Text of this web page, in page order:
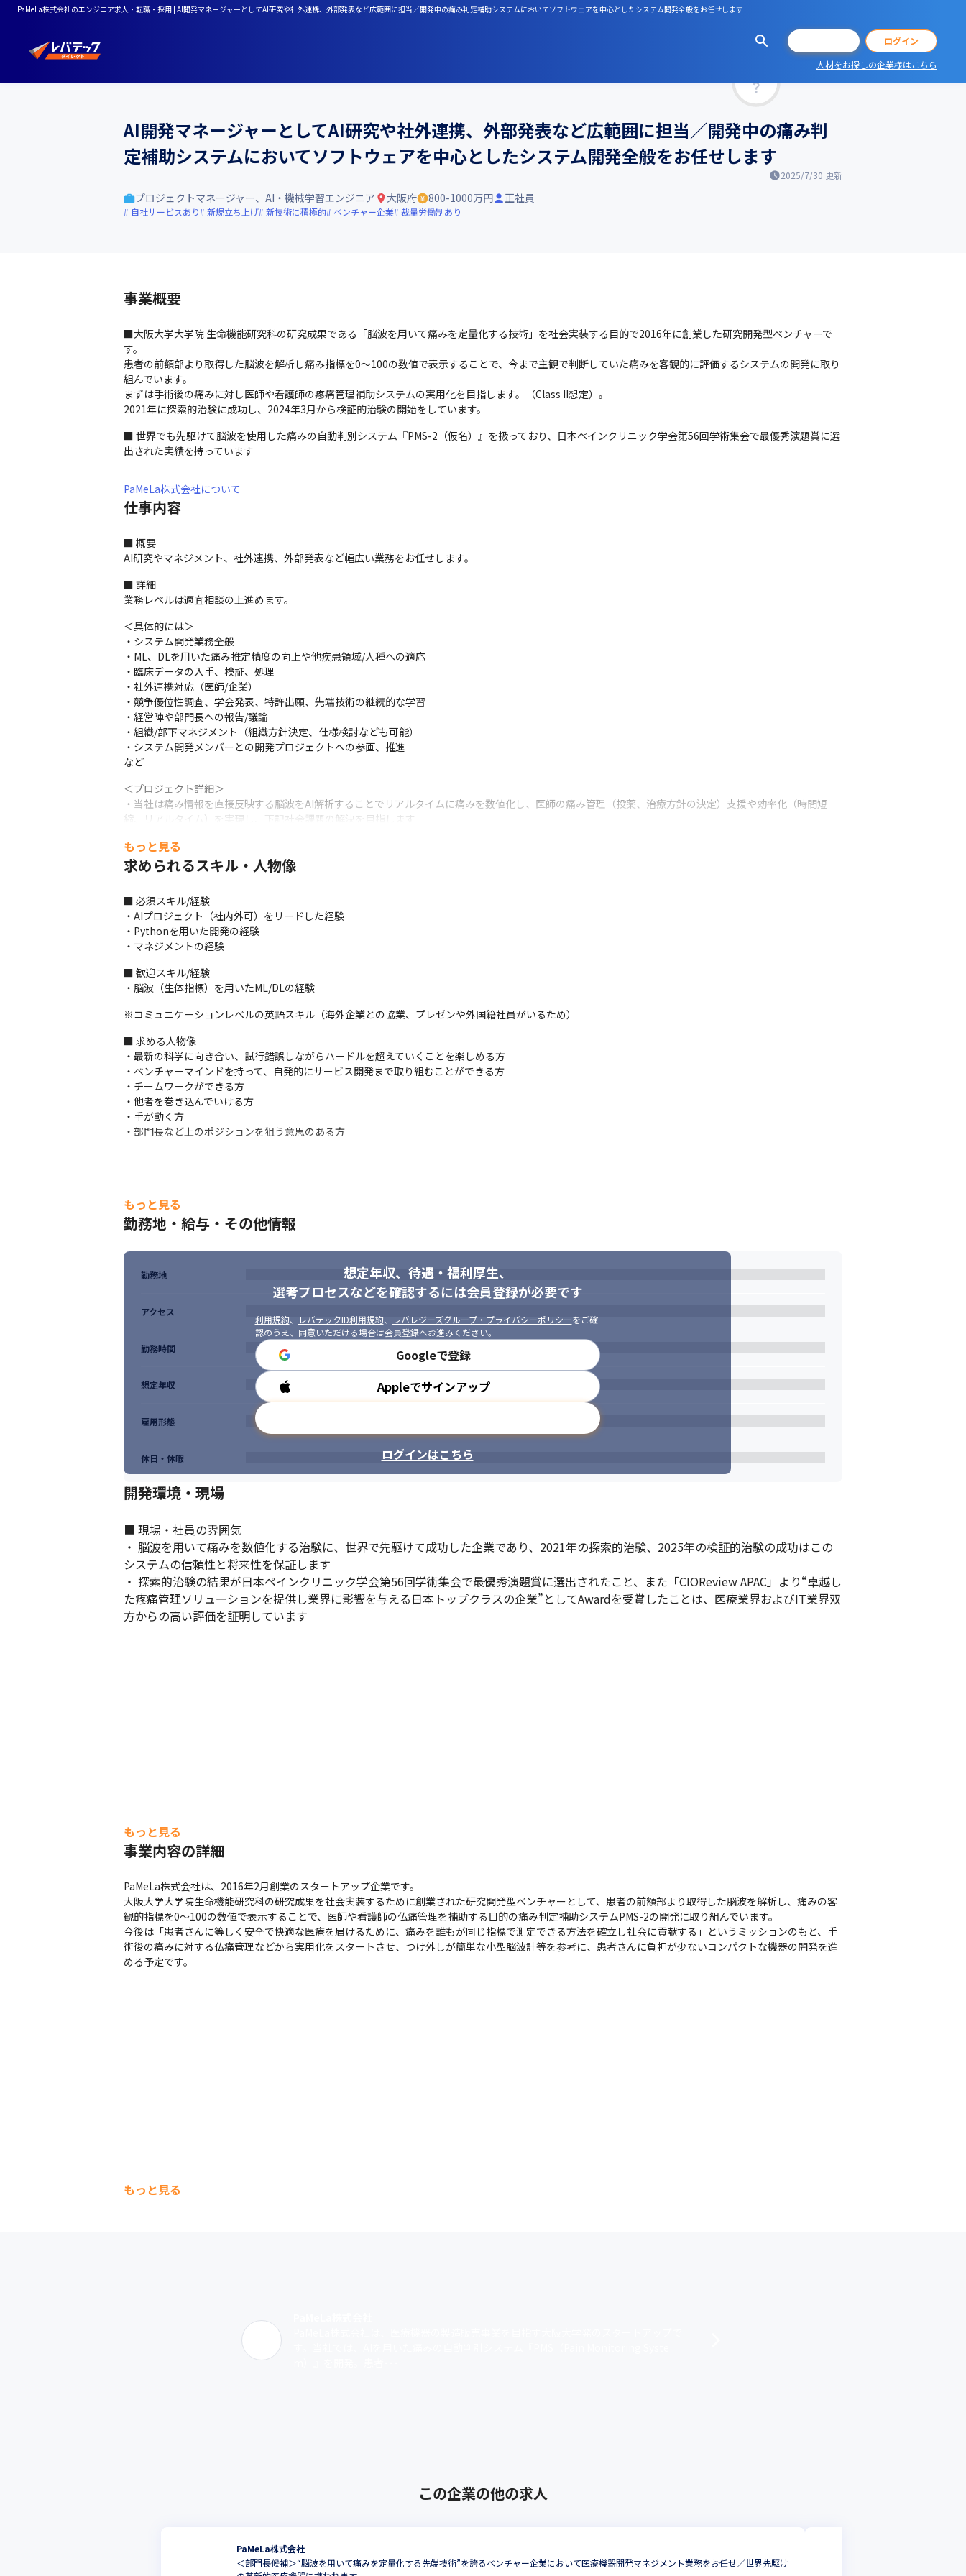
PaMeLa株式会社のエンジニア求人・転職・採用 | AI開発マネージャーとしてAI研究や社外連携、外部発表など広範囲に担当／開発中の痛み判定補助システムにおいてソフトウェアを中心としたシステム開発全般をお任せします
ログイン
人材をお探しの企業様はこちら
AI開発マネージャーとしてAI研究や社外連携、外部発表など広範囲に担当／開発中の痛み判
定補助システムにおいてソフトウェアを中心としたシステム開発全般をお任せします
2025/7/30 更新
プロジェクトマネージャー、AI・機械学習エンジニア 大阪府 800-1000万円 正社員
自社サービスあり 新規立ち上げ 新技術に積極的 ベンチャー企業 裁量労働制あり
事業概要
■大阪大学大学院 生命機能研究科の研究成果である「脳波を用いて痛みを定量化する技術」を社会実装する目的で2016年に創業した研究開発型ベンチャーで
す。
患者の前額部より取得した脳波を解析し痛み指標を0～100の数値で表示することで、今まで主観で判断していた痛みを客観的に評価するシステムの開発に取り
組んでいます。
まずは手術後の痛みに対し医師や看護師の疼痛管理補助システムの実用化を目指します。（Class II想定）。
2021年に探索的治験に成功し、2024年3月から検証的治験の開始をしています。
■ 世界でも先駆けて脳波を使用した痛みの自動判別システム『PMS-2（仮名）』を扱っており、日本ペインクリニック学会第56回学術集会で最優秀演題賞に選
出された実績を持っています
PaMeLa株式会社について
仕事内容
■ 概要
AI研究やマネジメント、社外連携、外部発表など幅広い業務をお任せします。
■ 詳細
業務レベルは適宜相談の上進めます。
＜具体的には＞
・システム開発業務全般
・ML、DLを用いた痛み推定精度の向上や他疾患領域/人種への適応
・臨床データの入手、検証、処理
・社外連携対応（医師/企業）
・競争優位性調査、学会発表、特許出願、先端技術の継続的な学習
・経営陣や部門長への報告/議論
・組織/部下マネジメント（組織方針決定、仕様検討なども可能）
・システム開発メンバーとの開発プロジェクトへの参画、推進
など
＜プロジェクト詳細＞
・当社は痛み情報を直接反映する脳波をAI解析することでリアルタイムに痛みを数値化し、医師の痛み管理（投薬、治療方針の決定）支援や効率化（時間短
縮、リアルタイム）を実現し、下記社会課題の解決を目指します
の経済損失や痛みに苦しむ十数億人もの患者数、オピオイド問題などの深刻な社会課題に繋がっています
・当社は2回の国内治験で良好な結果が得られたことから今後は社会実装を目指し、ML/DL改良による痛み推定精度の向上、計算時間短縮、さまざまな環境で
＜募集背景＞
2025年7月現在、開発中の痛み判定補助システムにおいて痛みを推定するアルゴリズムとソフトウェアの結合、試験、クラウドサーバーとの通信モジュールの
開発などソフトウェアを中心としたシステム開発全般をお任せします。
また、開発部門のリーダーとしてメンバーの進捗管理などをお任せします。
もっと見る
求められるスキル・人物像
■ 必須スキル/経験
・AIプロジェクト（社内外可）をリードした経験
・Pythonを用いた開発の経験
・マネジメントの経験
■ 歓迎スキル/経験
・脳波（生体指標）を用いたML/DLの経験
※コミュニケーションレベルの英語スキル（海外企業との協業、プレゼンや外国籍社員がいるため）
■ 求める人物像
・最新の科学に向き合い、試行錯誤しながらハードルを超えていくことを楽しめる方
・ベンチャーマインドを持って、自発的にサービス開発まで取り組むことができる方
・チームワークができる方
・他者を巻き込んでいける方
・手が動く方
・部門長など上のポジションを狙う意思のある方
もっと見る
勤務地・給与・その他情報
想定年収、待遇・福利厚生、
選考プロセスなどを確認するには会員登録が必要です
利用規約、 レバテックID利用規約、 レバレジーズグループ・プライバシーポリシーをご確
認のうえ、同意いただける場合は会員登録へお進みください。
Googleで登録
Appleでサインアップ
ログインはこちら
勤務地
アクセス
勤務時間
想定年収
雇用形態
休日・休暇
開発環境・現場
■ 現場・社員の雰囲気
・ 脳波を用いて痛みを数値化する治験に、世界で先駆けて成功した企業であり、2021年の探索的治験、2025年の検証的治験の成功はこの
システムの信頼性と将来性を保証します
・ 探索的治験の結果が日本ペインクリニック学会第56回学術集会で最優秀演題賞に選出されたこと、また「CIOReview APAC」より“卓越し
た疼痛管理ソリューションを提供し業界に影響を与える日本トップクラスの企業”としてAwardを受賞したことは、医療業界およびIT業界双
方からの高い評価を証明しています
もっと見る
事業内容の詳細
PaMeLa株式会社は、2016年2月創業のスタートアップ企業です。
大阪大学大学院生命機能研究科の研究成果を社会実装するために創業された研究開発型ベンチャーとして、患者の前額部より取得した脳波を解析し、痛みの客
観的指標を0～100の数値で表示することで、医師や看護師の仏痛管理を補助する目的の痛み判定補助システムPMS-2の開発に取り組んでいます。
今後は「患者さんに等しく安全で快適な医療を届けるために、痛みを誰もが同じ指標で測定できる方法を確立し社会に貢献する」というミッションのもと、手
術後の痛みに対する仏痛管理などから実用化をスタートさせ、つけ外しが簡単な小型脳波計等を参考に、患者さんに負担が少ないコンパクトな機器の開発を進
める予定です。
もっと見る
この企業の他の求人
PaMeLa株式会社
＜部門長候補＞“脳波を用いて痛みを定量化する先端技術”を誇るベンチャー企業において医療機器開発マネジメント業務をお任せ／世界先駆け